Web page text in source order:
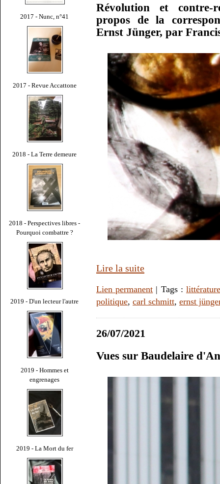
2017 - Nunc, n°41
2017 - Revue Accattone
2018 - La Terre demeure
2018 - Perspectives libres -
Pourquoi combattre ?
2019 - D'un lecteur l'autre
2019 - Hommes et
engrenages
2019 - La Mort du fer
Révolution et contre-
propos de la
Ernst Jünger, par
Lire la suite
Lien permanent | Tags :
politique, carl schmitt, ernst
26/07/2021
Vues sur Baudelaire